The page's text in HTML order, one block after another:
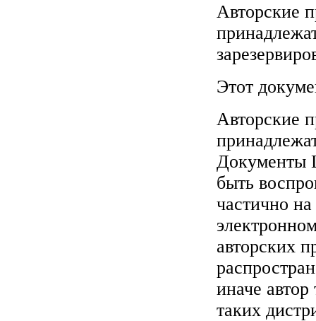
Авторские
Этот
Авторские
Документы
быть
частично
авторских
иначе
таких